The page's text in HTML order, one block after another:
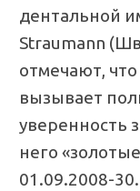
дентальной
Straumann
отмечают,
вызывает
уверенность
него
01.09.2008-